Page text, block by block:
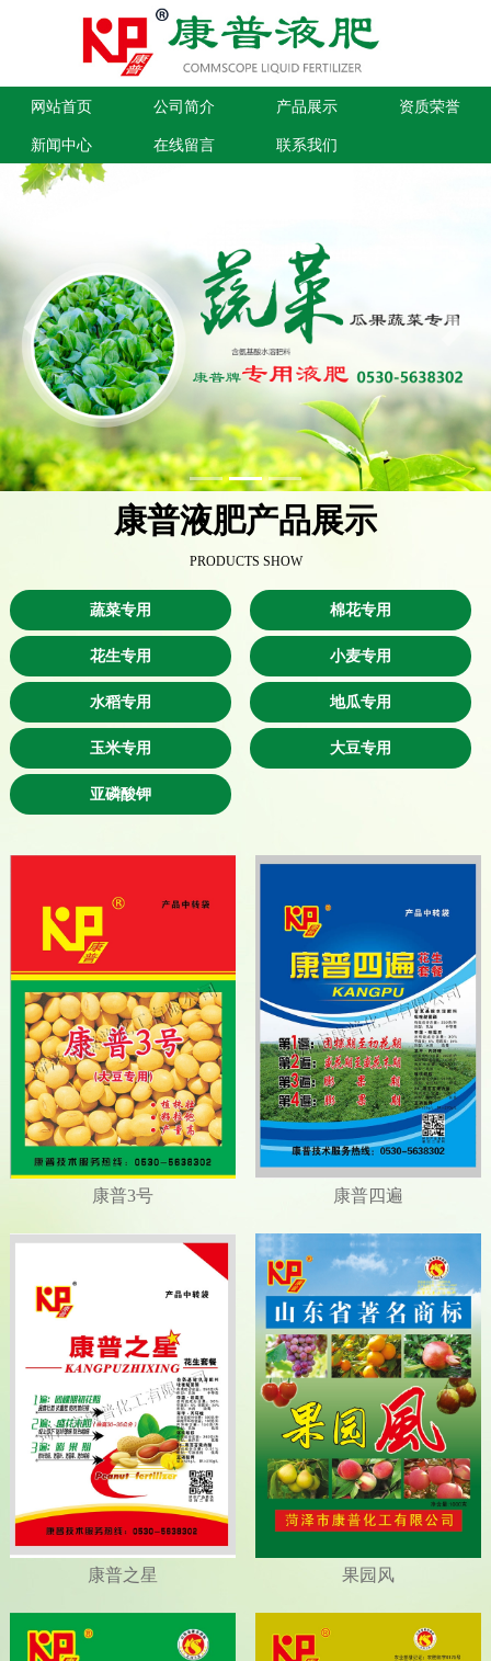
网站首页 公司简介 产品展示 资质荣誉
新闻中心 在线留言 联系我们
Previous
康普液肥产品展示
PRODUCTS SHOW
蔬菜专用 棉花专用
花生专用 小麦专用
水稻专用 地瓜专用
玉米专用 大豆专用
亚磷酸钾
康普3号 康普四遍
康普之星 果园风